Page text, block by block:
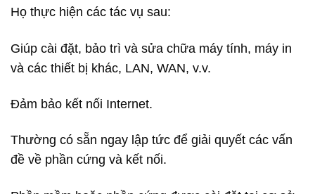
Họ thực hiện các tác vụ sau:
Giúp cài đặt, bảo trì và sửa chữa máy tính, máy in
và các thiết bị khác, LAN, WAN, v.v.
Đảm bảo kết nối Internet.
Thường có sẵn ngay lập tức để giải quyết các vấn
đề về phần cứng và kết nối.